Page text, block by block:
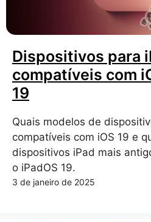
Dispositivos para
compatíveis com
19
Quais modelos de
compatíveis com iOS 19 e
dispositivos iPad mais
o iPadOS 19.
3 de janeiro de 2025